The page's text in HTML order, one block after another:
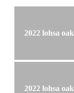
2022 lohsa
2022 lohsa